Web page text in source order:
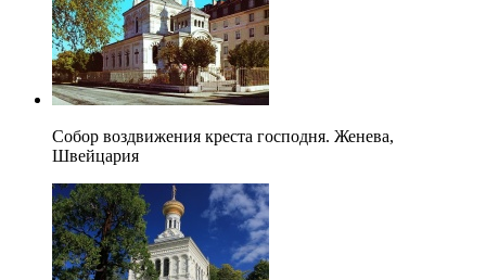
Собор воздвижения креста господня. Женева,
Швейцария